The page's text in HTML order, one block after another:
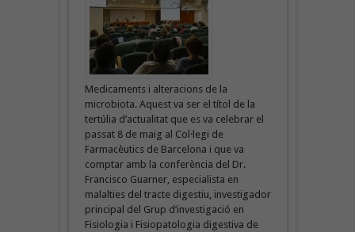
Medicaments i alteracions de la
microbiota. Aquest va ser el títol de la
tertúlia d’actualitat que es va celebrar el
passat 8 de maig al Col·legi de
Farmacèutics de Barcelona i que va
comptar amb la conferència del Dr.
Francisco Guarner, especialista en
malalties del tracte digestiu, investigador
principal del Grup d’investigació en
Fisiologia i Fisiopatologia digestiva de